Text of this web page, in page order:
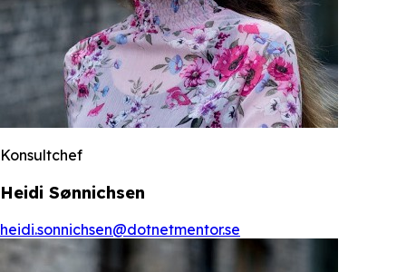
Konsultchef
Heidi Sønnichsen
heidi.sonnichsen@dotnetmentor.se